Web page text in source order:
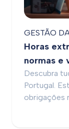
GESTÃO
Horas
normas e
Descubra
Portugal.
obrigações